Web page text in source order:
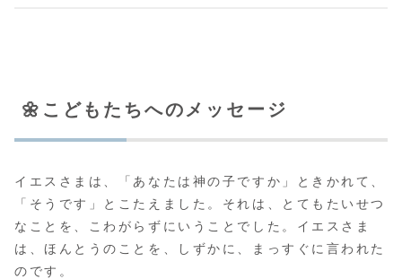
🌼こどもたちへのメッセージ
イエスさまは、「あなたは神の子ですか」ときかれて、
「そうです」とこたえました。それは、とてもたいせつ
なことを、こわがらずにいうことでした。イエスさま
は、ほんとうのことを、しずかに、まっすぐに言われた
のです。